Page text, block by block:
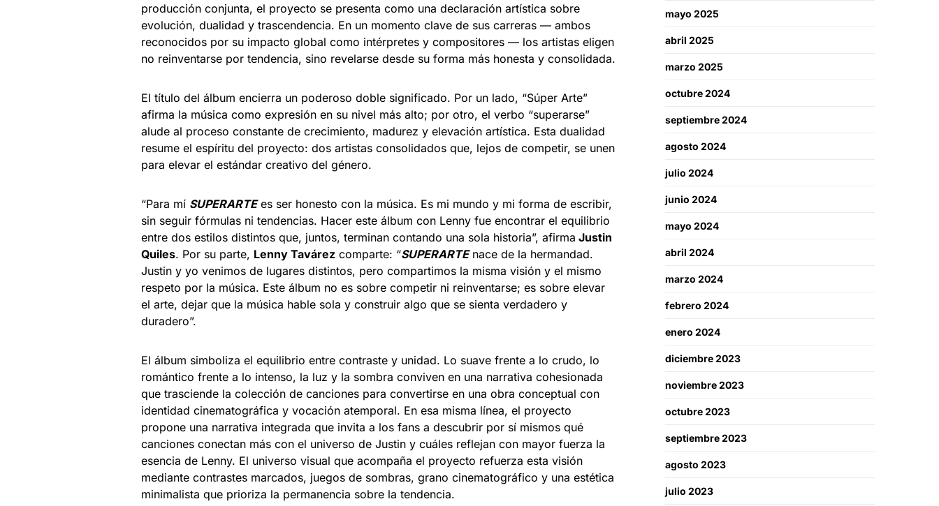
producción conjunta, el proyecto se presenta como una declaración artística sobre
evolución, dualidad y trascendencia. En un momento clave de sus carreras — ambos
reconocidos por su impacto global como intérpretes y compositores — los artistas eligen
no reinventarse por tendencia, sino revelarse desde su forma más honesta y consolidada.
El título del álbum encierra un poderoso doble significado. Por un lado, “Súper Arte”
afirma la música como expresión en su nivel más alto; por otro, el verbo “superarse”
alude al proceso constante de crecimiento, madurez y elevación artística. Esta dualidad
resume el espíritu del proyecto: dos artistas consolidados que, lejos de competir, se unen
para elevar el estándar creativo del género.
“Para mí SUPERARTEes ser honesto con la música. Es mi mundo y mi forma de escribir,
sin seguir fórmulas ni tendencias. Hacer este álbum con Lenny fue encontrar el equilibrio
entre dos estilos distintos que, juntos, terminan contando una sola historia”, afirma Justin
Quiles. Por su parte, Lenny Tavárez comparte: “SUPERARTEnace de la hermandad.
Justin y yo venimos de lugares distintos, pero compartimos la misma visión y el mismo
respeto por la música. Este álbum no es sobre competir ni reinventarse; es sobre elevar
el arte, dejar que la música hable sola y construir algo que se sienta verdadero y
duradero”.
El álbum simboliza el equilibrio entre contraste y unidad. Lo suave frente a lo crudo, lo
romántico frente a lo intenso, la luz y la sombra conviven en una narrativa cohesionada
que trasciende la colección de canciones para convertirse en una obra conceptual con
identidad cinematográfica y vocación atemporal. En esa misma línea, el proyecto
propone una narrativa integrada que invita a los fans a descubrir por sí mismos qué
canciones conectan más con el universo de Justin y cuáles reflejan con mayor fuerza la
esencia de Lenny. El universo visual que acompaña el proyecto refuerza esta visión
mediante contrastes marcados, juegos de sombras, grano cinematográfico y una estética
minimalista que prioriza la permanencia sobre la tendencia.
mayo 2025
abril 2025
marzo 2025
octubre 2024
septiembre 2024
agosto 2024
julio 2024
junio 2024
mayo 2024
abril 2024
marzo 2024
febrero 2024
enero 2024
diciembre 2023
noviembre 2023
octubre 2023
septiembre 2023
agosto 2023
julio 2023